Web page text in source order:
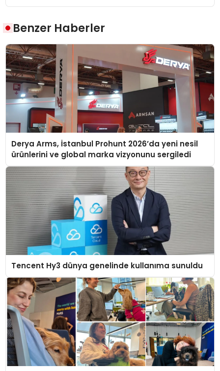
Benzer Haberler
Derya Arms, İstanbul Prohunt 2026’da yeni nesil
ürünlerini ve global marka vizyonunu sergiledi
Tencent Hy3 dünya genelinde kullanıma sunuldu